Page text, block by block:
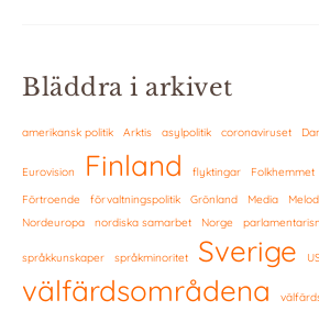
Bläddra i arkivet
amerikansk politik Arktis asylpolitik coronaviruset
Eurovision Finland flyktingar Folkhemmet
Förtroende
förvaltningspolitik Grönland Media
Nordeuropa
nordiska samarbet Norge
språkkunskaper språkminoritet Sverige
välfärdsområdena